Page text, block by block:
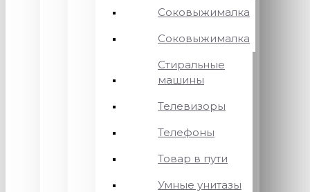
Соковыжималка
Соковыжималка
Стиральные
машины
Телевизоры
Телефоны
Товар в пути
Умные унитазы